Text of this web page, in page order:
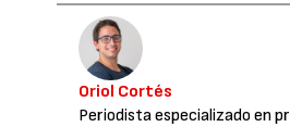
Oriol Cortés
Periodista especializado en